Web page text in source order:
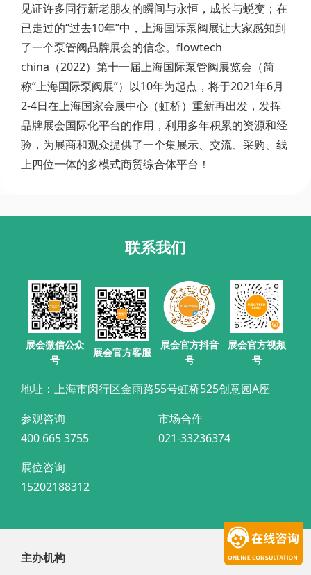
见证许多同行新老朋友的瞬间与永恒，成长与蜕变；在
已走过的“过去10年”中，上海国际泵阀展让大家感知到
了一个泵管阀品牌展会的信念。flowtech
china（2022）第十一届上海国际泵管阀展览会（简
称“上海国际泵阀展”）以10年为起点，将于2021年6月
2-4日在上海国家会展中心（虹桥）重新再出发，发挥
品牌展会国际化平台的作用，利用多年积累的资源和经
验，为展商和观众提供了一个集展示、交流、采购、线
上四位一体的多模式商贸综合体平台！
联系我们
展会微信公众
号
展会官方客服
展会官方抖音
号
展会官方视频
号
地址：上海市闵行区金雨路55号虹桥525创意园A座
参观咨询
400 665 3755
市场合作
021-33236374
展位咨询
15202188312
主办机构